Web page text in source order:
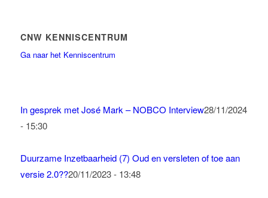
CNW KENNISCENTRUM
Ga naar het Kenniscentrum
In gesprek met José Mark – NOBCO Interview28/11/2024
- 15:30
Duurzame Inzetbaarheid (7) Oud en versleten of toe aan
versie 2.0??20/11/2023 - 13:48